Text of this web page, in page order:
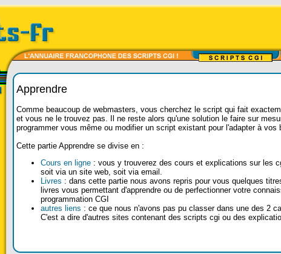
Apprendre
Comme beaucoup de webmasters, vous cherchez le script qui fait
et vous ne le trouvez pas. Il ne reste alors qu'une solution le faire sur
programmer vous même ou modifier un script existant pour l'adapter à vos
Cette partie Apprendre se divise en :
Cours en ligne: vous y trouverez des cours et explications sur les
soit via un site web, soit via email.
Livres : dans cette partie nous avons repris pour vous quelques
livres vous permettant d'apprendre ou de perfectionner votre
programmation CGI
autres liens : ce que nous n'avons pas pu classer dans une des 2
C'est a dire d'autres sites contenant des scripts cgi ou des